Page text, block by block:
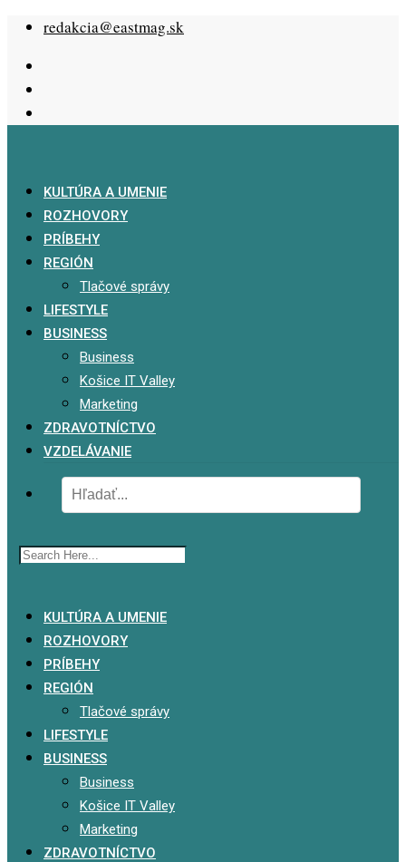
Skip
content
redakcia@eastmag.sk
KULTÚRA A UMENIE
ROZHOVORY
PRÍBEHY
REGIÓN
Tlačové správy
LIFESTYLE
BUSINESS
Business
Košice IT Valley
Marketing
ZDRAVOTNÍCTVO
VZDELÁVANIE
KULTÚRA A UMENIE
ROZHOVORY
PRÍBEHY
REGIÓN
Tlačové správy
LIFESTYLE
BUSINESS
Business
Košice IT Valley
Marketing
ZDRAVOTNÍCTVO